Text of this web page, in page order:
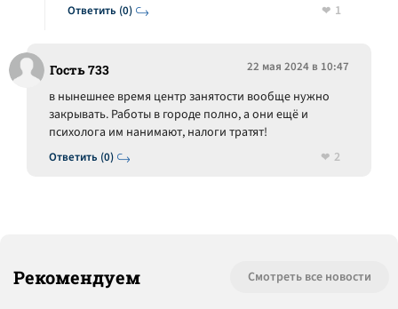
Ответить (0)
1
Гость 733 22 мая 2024 в 10:47
Ответить (0)
в нынешнее время центр занятости вообще нужно
закрывать. Работы в городе полно, а они ещё и
психолога им нанимают, налоги тратят!
2
Рекомендуем Смотреть все новости